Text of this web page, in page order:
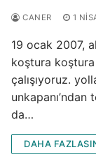
CANER 1
19 ocak 2007,
koştura
çalışıyoruz.
unkapanı’ndan
da…
DAHA